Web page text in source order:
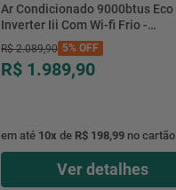
Ar Condicionado 9000btus Eco
Inverter Iii Com Wi-fi Frio -
Hjfe09c2cg|hjfi09c2wg - Elgin
R$ 2.089,90 5% OFF
R$ 1.989,90
em até 10x de R$ 198,99 no cartão
Ver detalhes